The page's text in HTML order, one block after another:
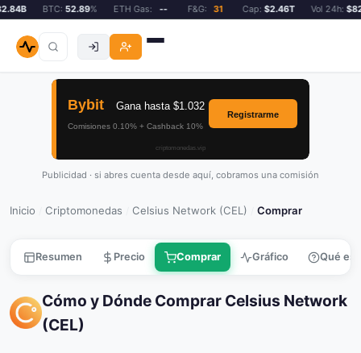
BTC:52.89% ETH Gas: -- F&G: 31 Cap:$2.46T Vol 24h:
Publicidad · si abres cuenta desde aquí, cobramos una comisión
Inicio Criptomonedas Celsius Network (CEL) Comprar
Resumen Precio Comprar Gráfico Qué es
Cómo y Dónde Comprar Celsius Network
(CEL)